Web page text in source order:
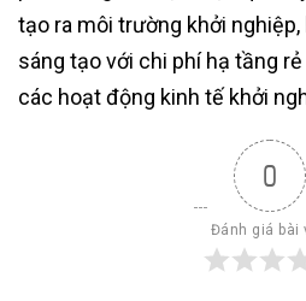
tạo ra môi trường khởi
sáng tạo với chi phí hạ tầng
các hoạt động kinh tế khởi
0
Đánh giá bài